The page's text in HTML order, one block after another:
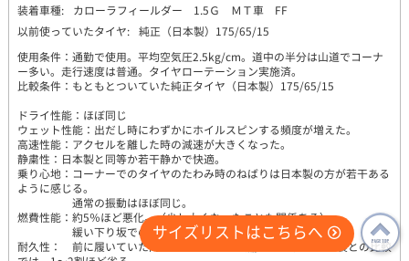
装着車種:
カローラフィールダー 1.5Ｇ ＭＴ車 FF
以前使っていたタイヤ: 純正（日本製）175/65/15
使用条件：通勤で使用。平均空気圧2.5kg/cm。道中の半分は山道でコーナ
ー多い。走行速度は普通。タイヤローテーション実施済。
比較条件：もともとついていた純正タイヤ（日本製）175/65/15
ドライ性能：ほぼ同じ
ウェット性能：出だし時にわずかにホイルスピンする頻度が増えた。
高速性能：アクセルを離した時の減速が大きくなった。
静粛性：日本製と同等か若干静かで快適。
乗り心地：コーナーでのタイヤのたわみ時のねばりは日本製の方が若干ある
ように感じる。
通常の振動はほぼ同じ。
燃費性能：約5％ほど悪化。（少し太くなったことも関係ある）
緩い下り坂での減速がより顕著に現れた。
耐久性： 前に履いていた同じリベラプロ２（扁平率60）と日本製との比較
サイズリストはこちらへ